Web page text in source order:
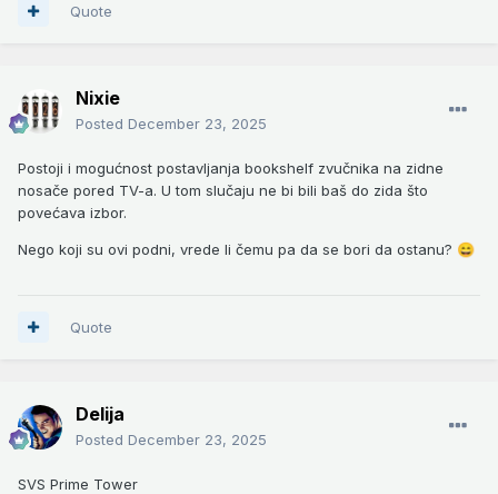
Quote
Nixie
Posted December 23, 2025
Postoji i mogućnost postavljanja bookshelf zvučnika na zidne
nosače pored TV-a. U tom slučaju ne bi bili baš do zida što
povećava izbor.
Nego koji su ovi podni, vrede li čemu pa da se bori da ostanu? 😄
Quote
Delija
Posted December 23, 2025
SVS Prime Tower